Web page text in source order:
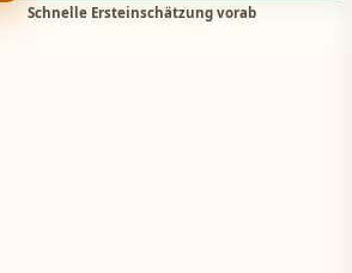
Schnelle Ersteinschätzung vorab